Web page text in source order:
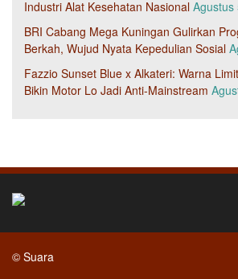
Industri Alat Kesehatan Nasional Agustus
BRI Cabang Mega Kuningan Gulirkan
Berkah, Wujud Nyata Kepedulian Sosial
Fazzio Sunset Blue x Alkateri: Warna
Bikin Motor Lo Jadi Anti-Mainstream
© Suara